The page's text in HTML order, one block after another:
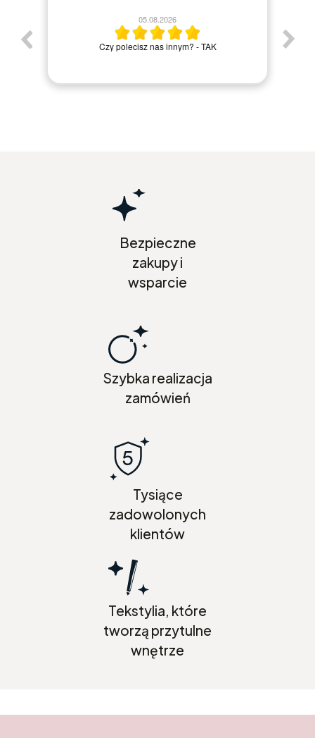
Bardzo szybka dostawa wszystko ok
Elżbieta M.
Bezpieczne
zakupy i
wsparcie
Szybka realizacja
zamówień
Tysiące
zadowolonych
klientów
Tekstylia, które
tworzą przytulne
wnętrze